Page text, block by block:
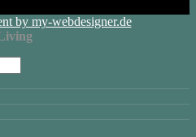
by my-webdesigner.de